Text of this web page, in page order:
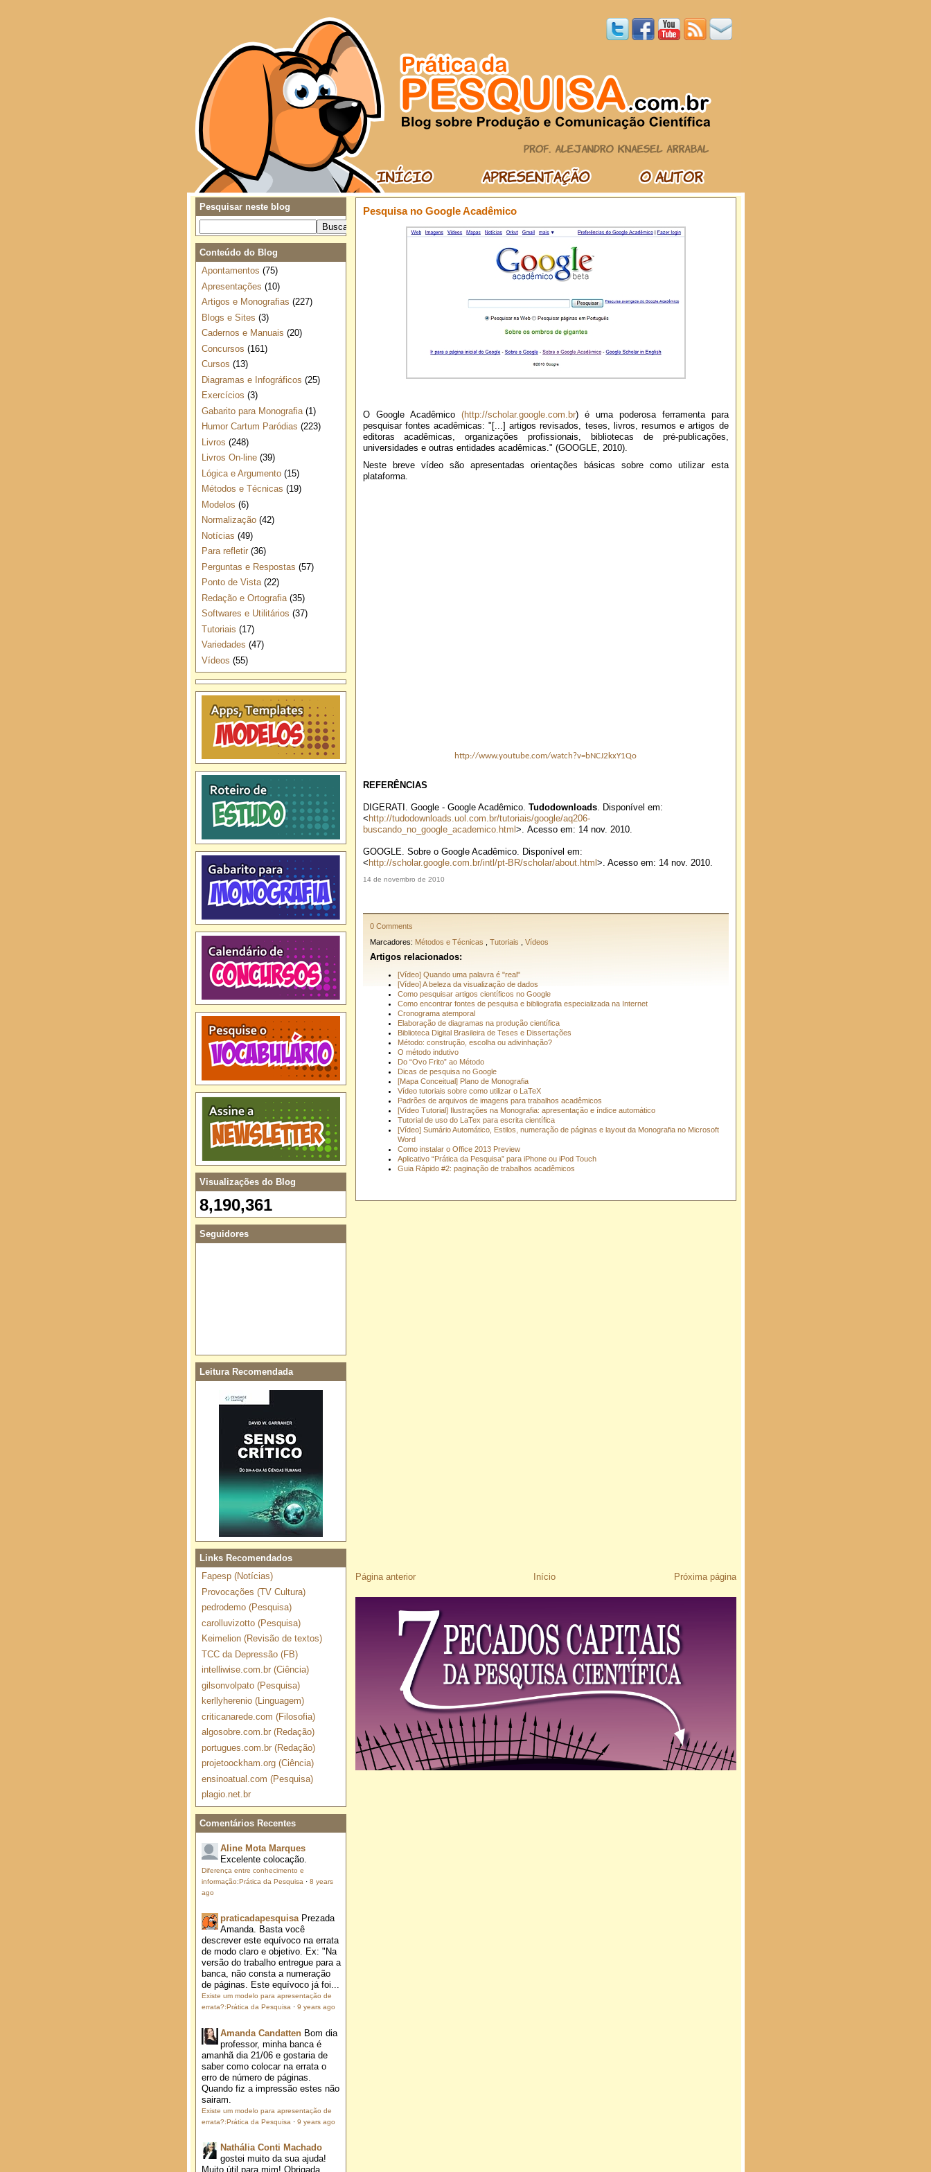
Pesquisa no Google Acadêmico
O Google Acadêmico (http://scholar.google.com.br) é uma poderosa ferramenta para
pesquisar fontes acadêmicas: "[...] artigos revisados, teses, livros, resumos e artigos de
editoras acadêmicas, organizações profissionais, bibliotecas de pré-publicações,
universidades e outras entidades acadêmicas." (GOOGLE, 2010).
Neste breve vídeo são apresentadas orientações básicas sobre como utilizar esta
plataforma.
http://www.youtube.com/watch?v=bNCJ2kxY1Qo
REFERÊNCIAS
DIGERATI. Google - Google Acadêmico. Tudodownloads. Disponível em:
< http://tudodownloads.uol.com.br/tutoriais/google/aq206-
buscando_no_google_academico.html >. Acesso em: 14 nov. 2010.
GOOGLE. Sobre o Google Acadêmico. Disponível em:
< http://scholar.google.com.br/intl/pt-BR/scholar/about.html >. Acesso em: 14 nov. 2010.
14 de novembro de 2010
0 Comments
Marcadores: Métodos e Técnicas Tutoriais Vídeos
Artigos relacionados:
[Vídeo] Quando uma palavra é "real"
[Vídeo] A beleza da visualização de dados
Como pesquisar artigos científicos no Google
Como encontrar fontes de pesquisa e bibliografia especializada na Internet
Cronograma atemporal
Elaboração de diagramas na produção científica
Biblioteca Digital Brasileira de Teses e Dissertações
Método: construção, escolha ou adivinhação?
O método indutivo
Do “Ovo Frito” ao Método
Dicas de pesquisa no Google
[Mapa Conceitual] Plano de Monografia
Vídeo tutoriais sobre como utilizar o LaTeX
Padrões de arquivos de imagens para trabalhos acadêmicos
[Vídeo Tutorial] Ilustrações na Monografia: apresentação e índice automático
Tutorial de uso do LaTex para escrita científica
[Vídeo] Sumário Automático, Estilos, numeração de páginas e layout da Monografia no Microsoft
Word
Como instalar o Office 2013 Preview
Aplicativo “Prática da Pesquisa” para iPhone ou iPod Touch
Guia Rápido #2: paginação de trabalhos acadêmicos
Página anterior Próxima página
Início
Pesquisar neste blog
Conteúdo do Blog
Apontamentos (75)
Apresentações (10)
Artigos e Monografias (227)
Blogs e Sites (3)
Cadernos e Manuais (20)
Concursos (161)
Cursos (13)
Diagramas e Infográficos (25)
Exercícios (3)
Gabarito para Monografia (1)
Humor Cartum Paródias (223)
Livros (248)
Livros On-line (39)
Lógica e Argumento (15)
Métodos e Técnicas (19)
Modelos (6)
Normalização (42)
Notícias (49)
Para refletir (36)
Perguntas e Respostas (57)
Ponto de Vista (22)
Redação e Ortografia (35)
Softwares e Utilitários (37)
Tutoriais (17)
Variedades (47)
Vídeos (55)
Visualizações do Blog
8,190,361
Seguidores
Leitura Recomendada
Links Recomendados
Fapesp (Notícias)
Provocações (TV Cultura)
pedrodemo (Pesquisa)
carolluvizotto (Pesquisa)
Keimelion (Revisão de textos)
TCC da Depressão (FB)
intelliwise.com.br (Ciência)
gilsonvolpato (Pesquisa)
kerllyherenio (Linguagem)
criticanarede.com (Filosofia)
algosobre.com.br (Redação)
portugues.com.br (Redação)
projetoockham.org (Ciência)
ensinoatual.com (Pesquisa)
plagio.net.br
Comentários Recentes
Aline Mota Marques
Excelente colocação.
Diferença entre conhecimento e
informação:Prática da Pesquisa · 8 years
ago
praticadapesquisa Prezada
Amanda. Basta você
descrever este equívoco na errata
de modo claro e objetivo. Ex: "Na
versão do trabalho entregue para a
banca, não consta a numeração
de páginas. Este equívoco já foi...
Existe um modelo para apresentação de
errata?:Prática da Pesquisa · 9 years ago
Amanda Candatten Bom dia
professor, minha banca é
amanhã dia 21/06 e gostaria de
saber como colocar na errata o
erro de número de páginas.
Quando fiz a impressão estes não
sairam.
Existe um modelo para apresentação de
errata?:Prática da Pesquisa · 9 years ago
Nathália Conti Machado
gostei muito da sua ajuda!
Muito útil para mim! Obrigada